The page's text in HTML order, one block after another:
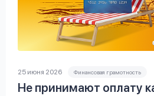
25 июня 2026 Финансовая грамотность
Не принимают оплату